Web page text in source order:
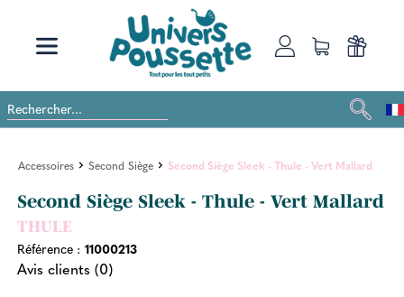
Accessoires Second Siège Second Siège Sleek - Thule - Vert Mallard
Second Siège Sleek - Thule - Vert Mallard
THULE
Référence : 11000213
Avis clients (0)